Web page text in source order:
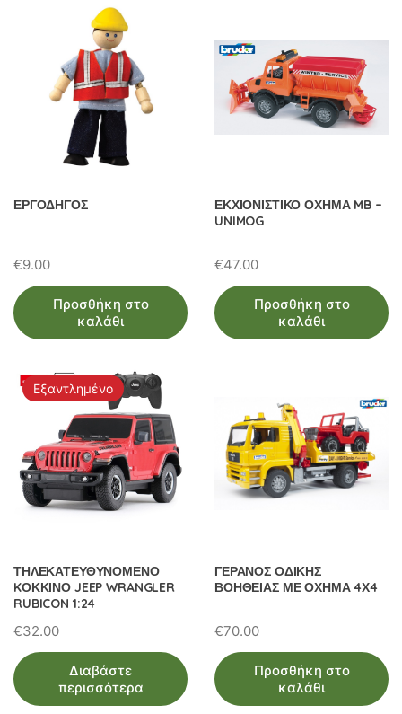
ΕΡΓΟΔΗΓΟΣ
€9.00
Προσθήκη στο
καλάθι
ΕΚΧΙΟΝΙΣΤΙΚΟ ΟΧΗΜΑ MB –
UNIMOG
€47.00
Προσθήκη στο
καλάθι
Εξαντλημένο
ΤΗΛΕΚΑΤΕΥΘΥΝΟΜΕΝΟ
KΟΚΚΙΝΟ JEEP WRANGLER
RUBICON 1:24
€32.00
Διαβάστε
περισσότερα
ΓΕΡΑΝΟΣ ΟΔΙΚΗΣ
ΒΟΗΘΕΙΑΣ ΜΕ ΟΧΗΜΑ 4Χ4
€70.00
Προσθήκη στο
καλάθι